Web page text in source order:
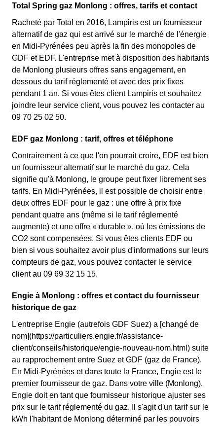
Total Spring gaz Monlong : offres, tarifs et contact
Racheté par Total en 2016, Lampiris est un fournisseur
alternatif de gaz qui est arrivé sur le marché de l'énergie
en Midi-Pyrénées peu après la fin des monopoles de
GDF et EDF. L'entreprise met à disposition des habitants
de Monlong plusieurs offres sans engagement, en
dessous du tarif réglementé et avec des prix fixes
pendant 1 an. Si vous êtes client Lampiris et souhaitez
joindre leur service client, vous pouvez les contacter au
09 70 25 02 50.
EDF gaz Monlong : tarif, offres et téléphone
Contrairement à ce que l'on pourrait croire, EDF est bien
un fournisseur alternatif sur le marché du gaz. Cela
signifie qu'à Monlong, le groupe peut fixer librement ses
tarifs. En Midi-Pyrénées, il est possible de choisir entre
deux offres EDF pour le gaz : une offre à prix fixe
pendant quatre ans (même si le tarif réglementé
augmente) et une offre « durable », où les émissions de
CO2 sont compensées. Si vous êtes clients EDF ou
bien si vous souhaitez avoir plus d'informations sur leurs
compteurs de gaz, vous pouvez contacter le service
client au 09 69 32 15 15.
Engie à Monlong : offres et contact du fournisseur
historique de gaz
L'entreprise Engie (autrefois GDF Suez) a [changé de
nom](https://particuliers.engie.fr/assistance-
client/conseils/historique/engie-nouveau-nom.html) suite
au rapprochement entre Suez et GDF (gaz de France).
En Midi-Pyrénées et dans toute la France, Engie est le
premier fournisseur de gaz. Dans votre ville (Monlong),
Engie doit en tant que fournisseur historique ajuster ses
prix sur le tarif réglementé du gaz. Il s'agit d'un tarif sur le
kWh l'habitant de Monlong déterminé par les pouvoirs